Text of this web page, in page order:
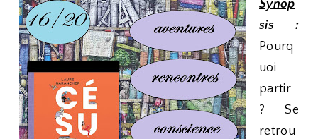
Synop
sis :
Pourq
uoi
partir
? Se
retrou